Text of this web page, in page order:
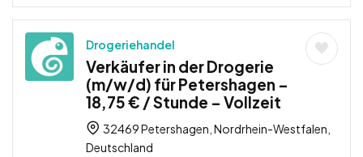
Drogeriehandel
Verkäufer in der Drogerie
(m/w/d) für Petershagen –
18,75 € / Stunde – Vollzeit
32469 Petershagen, Nordrhein-Westfalen,
Deutschland